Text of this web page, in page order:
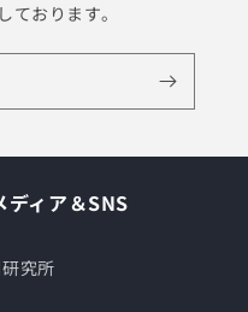
ております。
ィア＆SNS
究所